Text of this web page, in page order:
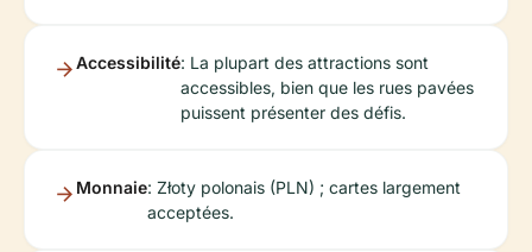
Accessibilité: La plupart des attractions sont
accessibles, bien que les rues pavées
puissent présenter des défis.
Monnaie: Złoty polonais (PLN) ; cartes largement
acceptées.